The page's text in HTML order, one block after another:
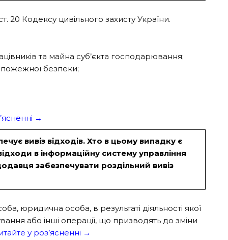
20 Кодексу цивільного захисту України.
та майна суб’єкта господарювання;
пожежної безпеки;
→
вивіз відходів. Хто в цьому випадку є
в інформаційну систему управління
забезпечувати роздільний вивіз
юридична особа, в результаті діяльності якої
або інші операції, що призводять до зміни
у роз’ясненні →